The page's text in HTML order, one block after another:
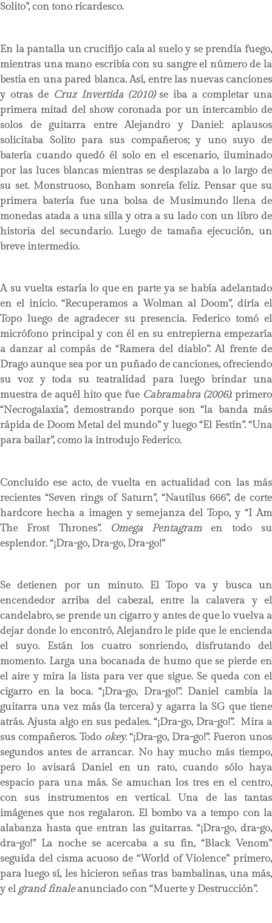
Solito”, con tono ricardesco.
En la pantalla un crucifijo caía al suelo y se prendía fuego,
mientras una mano escribía con su sangre el número de la
bestia en una pared blanca. Así, entre las nuevas canciones
y otras de Cruz Invertida (2010) se iba a completar una
primera mitad del show coronada por un intercambio de
solos de guitarra entre Alejandro y Daniel: aplausos
solicitaba Solito para sus compañeros; y uno suyo de
batería cuando quedó él solo en el escenario, iluminado
por las luces blancas mientras se desplazaba a lo largo de
su set. Monstruoso, Bonham sonreía feliz. Pensar que su
primera batería fue una bolsa de Musimundo llena de
monedas atada a una silla y otra a su lado con un libro de
historia del secundario. Luego de tamaña ejecución, un
breve intermedio.
A su vuelta estaría lo que en parte ya se había adelantado
en el inicio. “Recuperamos a Wolman al Doom”, diría el
Topo luego de agradecer su presencia. Federico tomó el
micrófono principal y con él en su entrepierna empezaría
a danzar al compás de “Ramera del diablo”. Al frente de
Drago aunque sea por un puñado de canciones, ofreciendo
su voz y toda su teatralidad para luego brindar una
muestra de aquél hito que fue Cabramabra (2006): primero
“Necrogalaxia”, demostrando porque son “la banda más
rápida de Doom Metal del mundo” y luego “El Festín”. “Una
para bailar”, como la introdujo Federico.
Concluido ese acto, de vuelta en actualidad con las más
recientes “Seven rings of Saturn”, “Nautilus 666”, de corte
hardcore hecha a imagen y semejanza del Topo, y “I Am
The Frost Thrones”.
Omega Pentagramen todo su
esplendor. “¡Dra-go, Dra-go, Dra-go!”
Se detienen por un minuto. El Topo va y busca un
encendedor arriba del cabezal, entre la calavera y el
candelabro, se prende un cigarro y antes de que lo vuelva a
dejar donde lo encontró, Alejandro le pide que le encienda
el suyo. Están los cuatro sonriendo, disfrutando del
momento. Larga una bocanada de humo que se pierde en
el aire y mira la lista para ver que sigue. Se queda con el
cigarro en la boca. “¡Dra-go, Dra-go!”. Daniel cambia la
guitarra una vez más (la tercera) y agarra la SG que tiene
atrás. Ajusta algo en sus pedales. “¡Dra-go, Dra-go!”. Mira a
sus compañeros. Todo okey. “¡Dra-go, Dra-go!”. Fueron unos
segundos antes de arrancar. No hay mucho más tiempo,
pero lo avisará Daniel en un rato, cuando sólo haya
espacio para una más. Se amuchan los tres en el centro,
con sus instrumentos en vertical. Una de las tantas
imágenes que nos regalaron. El bombo va a tempo con la
alabanza hasta que entran las guitarras. “¡Dra-go, dra-go,
dra-go!” La noche se acercaba a su fin, “Black Venom”
seguida del cisma acuoso de “World of Violence” primero,
para luego sí, les hicieron señas tras bambalinas, una más,
y elgrand finaleanunciado con “Muerte y Destrucción”.